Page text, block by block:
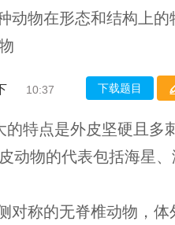
动物在形态和结构上的
10:37 下载题目
的特点是外皮坚硬且多
动物的代表包括海星
对称的无脊椎动物，体